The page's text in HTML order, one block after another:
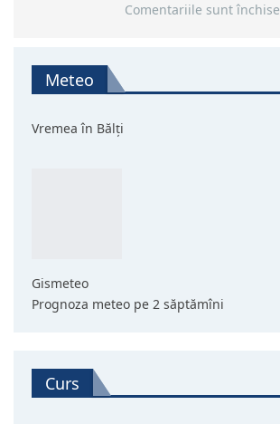
Comentariile sunt închise
Meteo
Vremea în Bălți
Gismeteo
Prognoza meteo pe 2 săptămîni
Curs